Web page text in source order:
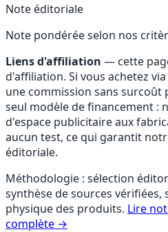
Note éditoriale
Note pondérée selon nos
Liens d'affiliation — cette
d'affiliation. Si vous achetez
une commission sans surcoût
seul modèle de financement :
d'espace publicitaire aux
aucun test, ce qui garantit
éditoriale.
Méthodologie : sélection
synthèse de sources vérifiées,
physique des produits. Lire
complète →